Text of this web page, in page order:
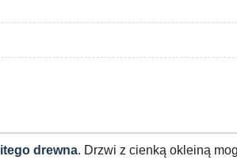
litego drewna. Drzwi z cienką okleiną